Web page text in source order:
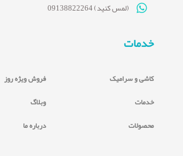
(لمس کنید) 09138822264
خدمات
کاشی و سرامیک
خدمات
محصولات
فروش ویژه روز
وبلاگ
درباره ما